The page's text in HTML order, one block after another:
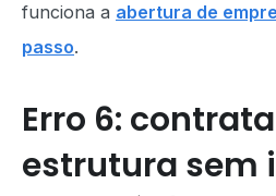
funciona a abertura de
passo.
Erro 6:
estrutura sem